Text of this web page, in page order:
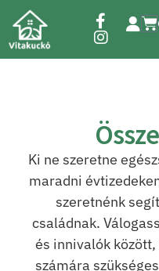
Ki ne szeretne
maradni
szeretnénk
családnak.
és innivalók
számára